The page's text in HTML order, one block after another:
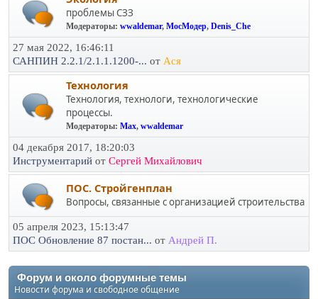
проблемы СЗЗ
Модераторы: wwaldemar, МосМодер, Denis_Che
27 мая 2022, 16:46:11
САНПИН 2.2.1/2.1.1.1200-... от Ася
Технология
Технология, технологи, технологические
процессы.
Модераторы: Max, wwaldemar
04 декабря 2017, 18:20:03
Инструментарий от Сергей Михайлович
ПОС. Стройгенплан
Вопросы, связанные с организацией строительства
05 апреля 2023, 15:13:47
ПОС Обновление 87 постан... от Андрей П.
Форум и около форумные темы
Новости форума и свободное общение